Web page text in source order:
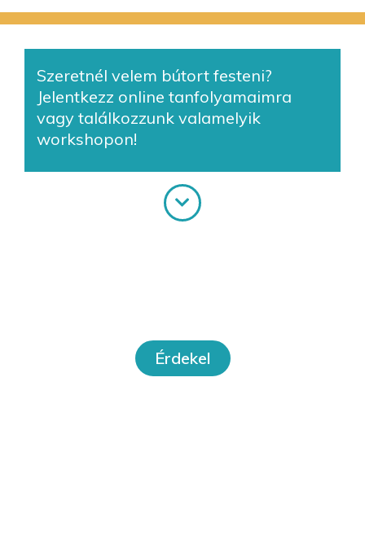
Szeretnél velem bútort festeni?
Jelentkezz online tanfolyamaimra
vagy találkozzunk valamelyik
workshopon!
Érdekel